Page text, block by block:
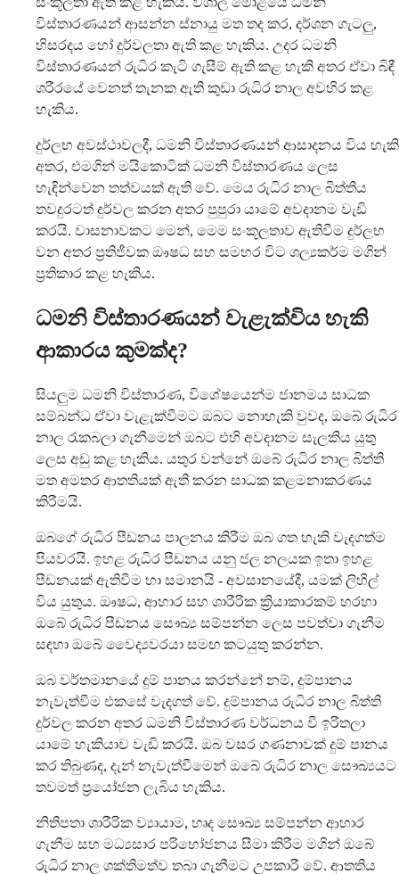
විස්තාරණයන් ආසන්න ස්නායු මත තද කර, දර්ශන ගැටලු,
හිසරදය හෝ දුර්වලතා ඇති කළ හැකිය. උදර ධමනි
විස්තාරණයන් රුධිර කැටි ගැසීම් ඇති කළ හැකි අතර ඒවා බිඳී
ශරීරයේ වෙනත් තැනක ඇති කුඩා රුධිර නාල අවහිර කළ
හැකිය.
දුර්ලභ අවස්ථාවලදී, ධමනි විස්තාරණයන් ආසාදනය විය හැකි
අතර, එමගින් මයිකොටික් ධමනි විස්තාරණය ලෙස
හැඳින්වෙන තත්වයක් ඇති වේ. මෙය රුධිර නාල බිත්තිය
තවදුරටත් දුර්වල කරන අතර පුපුරා යාමේ අවදානම වැඩි
කරයි. වාසනාවකට මෙන්, මෙම සංකූලතාව ඇතිවීම දුර්ලභ
වන අතර ප්‍රතිජීවක ඖෂධ සහ සමහර විට ශල්‍යකර්ම මගින්
ප්‍රතිකාර කළ හැකිය.
ධමනි විස්තාරණයන් වැළැක්විය හැකි
ආකාරය කුමක්ද?
සියලුම ධමනි විස්තාරණ, විශේෂයෙන්ම ජානමය සාධක
සම්බන්ධ ඒවා වැළැක්වීමට ඔබට නොහැකි වුවද, ඔබේ රුධිර
නාල රැකබලා ගැනීමෙන් ඔබට එහි අවදානම සැලකිය යුතු
ලෙස අඩු කළ හැකිය. යතුර වන්නේ ඔබේ රුධිර නාල බිත්ති
මත අමතර ආතතියක් ඇති කරන සාධක කළමනාකරණය
කිරීමයි.
ඔබගේ රුධිර පීඩනය පාලනය කිරීම ඔබ ගත හැකි වැදගත්ම
පියවරයි. ඉහළ රුධිර පීඩනය යනු ජල නලයක ඉතා ඉහළ
පීඩනයක් ඇතිවීම හා සමානයි - අවසානයේදී, යමක් ලිහිල්
විය යුතුය. ඖෂධ, ආහාර සහ ශාරීරික ක්‍රියාකාරකම් හරහා
ඔබේ රුධිර පීඩනය සෞඛ්‍ය සම්පන්න ලෙස පවත්වා ගැනීම
සඳහා ඔබේ වෛද්‍යවරයා සමඟ කටයුතු කරන්න.
ඔබ වර්තමානයේ දුම් පානය කරන්නේ නම්, දුම්පානය
නැවැත්වීම එකසේ වැදගත් වේ. දුම්පානය රුධිර නාල බිත්ති
දුර්වල කරන අතර ධමනි විස්තාරණ වර්ධනය වී ඉරිතලා
යාමේ හැකියාව වැඩි කරයි. ඔබ වසර ගණනාවක් දුම් පානය
කර තිබුණද, දැන් නැවැත්වීමෙන් ඔබේ රුධිර නාල සෞඛ්‍යයට
තවමත් ප්‍රයෝජන ලැබිය හැකිය.
නිතිපතා ශාරීරික ව්‍යායාම, හෘද සෞඛ්‍ය සම්පන්න ආහාර
ගැනීම සහ මධ්‍යසාර පරිභෝජනය සීමා කිරීම මගින් ඔබේ
රුධිර නාල ශක්තිමත්ව තබා ගැනීමට උපකාරී වේ. ආතතිය